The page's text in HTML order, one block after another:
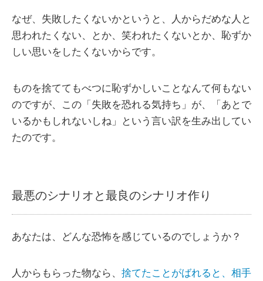
なぜ、失敗したくないかというと、人からだめな人と
思われたくない、とか、笑われたくないとか、恥ずか
しい思いをしたくないからです。
ものを捨ててもべつに恥ずかしいことなんて何もない
のですが、この「失敗を恐れる気持ち」が、「あとで
いるかもしれないしね」という言い訳を生み出してい
たのです。
最悪のシナリオと最良のシナリオ作り
あなたは、どんな恐怖を感じているのでしょうか？
人からもらった物なら、 捨てたことがばれると、相手